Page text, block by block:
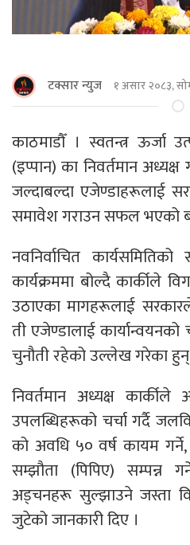
टक्सार न्युज १ असार २०८३,
काठमाडाैँ । स्वतन्त्र ऊर्जा
(इप्पान) का निवर्तमान
जल्दाबल्दा एजेण्डाहरूलाई
समावेश गराउन सफल भएको
नवनिर्वाचित
कार्यक्रममा बोल्दै कार्कीले
उठाएका मागहरूलाई
ती एजेण्डालाई
चुनौती रहेको उल्लेख गरेका हुन्
निवर्तमान अध्यक्ष
उपलब्धिहरूको चर्चा गर्दै
को अवधि ५० वर्ष कायम गर्ने,
सम्झौता (पिपिए) सम्पन्न
अड्चनहरू सुल्झाउने जस्ता
जुटेको जानकारी दिए ।